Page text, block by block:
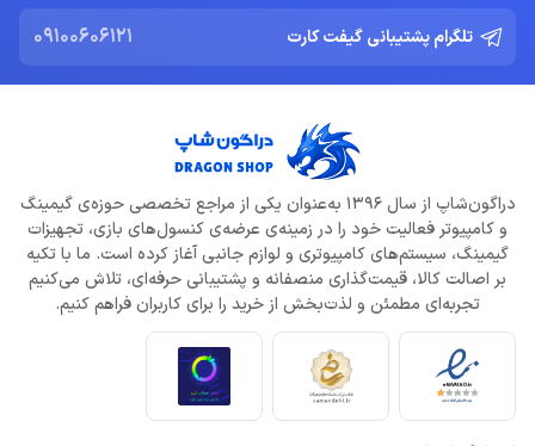
افزایش قیمت بازی‌ها؛ آیا Xbox بازیکنان را به Game Pass سوق
می‌دهد؟
خرداد 22, 1404
Call of Duty: Black Ops 7 برای کنسول‌های نسل هشتم هم می‌آید
خرداد 22, 1404
تلگرام پشتیبانی گیفت کارت 09100606121
دراگون‌شاپ از سال 1396 به‌عنوان یکی از مراجع تخصصی حوزه‌ی گیمینگ
و کامپیوتر فعالیت خود را در زمینه‌ی عرضه‌ی کنسول‌های بازی، تجهیزات
گیمینگ، سیستم‌های کامپیوتری و لوازم جانبی آغاز کرده است. ما با تکیه
بر اصالت کالا، قیمت‌گذاری منصفانه و پشتیبانی حرفه‌ای، تلاش می‌کنیم
تجربه‌ای مطمئن و لذت‌بخش از خرید را برای کاربران فراهم کنیم.